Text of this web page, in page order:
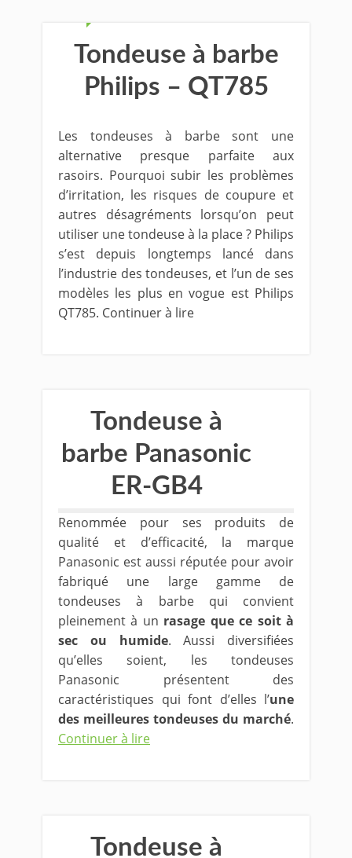
Tondeuse à barbe
Philips – QT785
Les tondeuses à barbe sont une
alternative presque parfaite aux
rasoirs. Pourquoi subir les problèmes
d’irritation, les risques de coupure et
autres désagréments lorsqu’on peut
utiliser une tondeuse à la place ? Philips
s’est depuis longtemps lancé dans
l’industrie des tondeuses, et l’un de ses
modèles les plus en vogue est Philips
QT785. Continuer à lire
Tondeuse à
barbe Panasonic
ER-GB4
Renommée pour ses produits de
qualité et d’efficacité, la marque
Panasonic est aussi réputée pour avoir
fabriqué une large gamme de
tondeuses à barbe qui convient
pleinement à un rasage que ce soit à
sec ou humide. Aussi diversifiées
qu’elles soient, les tondeuses
Panasonic présentent des
caractéristiques qui font d’elles l’une
des meilleures tondeuses du marché.
Continuer à lire
Tondeuse à